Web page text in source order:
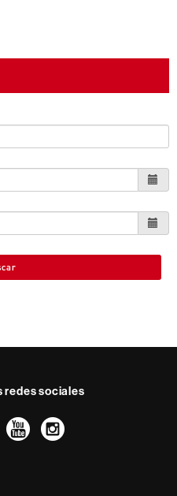
redes sociales
YouTube
Instagram